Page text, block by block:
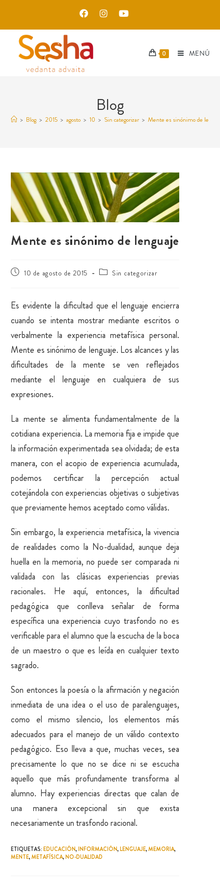
0 MENÚ
Blog
> Blog > 2015 > agosto > 10 > Sin categorizar > Mente es sinónimo de
Mente es sinónimo de lenguaje
10 de agosto de 2015 Sin categorizar
Es evidente la dificultad que el lenguaje encierra
cuando se intenta mostrar mediante escritos o
verbalmente la experiencia metafísica personal.
Mente es sinónimo de lenguaje. Los alcances y las
dificultades de la mente se ven reflejados
mediante el lenguaje en cualquiera de sus
expresiones.
La mente se alimenta fundamentalmente de la
cotidiana experiencia. La memoria fija e impide que
la información experimentada sea olvidada; de esta
manera, con el acopio de experiencia acumulada,
podemos certificar la percepción actual
cotejándola con experiencias objetivas o subjetivas
que previamente hemos aceptado como válidas.
Sin embargo, la experiencia metafísica, la vivencia
de realidades como la No-dualidad, aunque deja
huella en la memoria, no puede ser comparada ni
validada con las clásicas experiencias previas
racionales. He aquí, entonces, la dificultad
pedagógica que conlleva señalar de forma
específica una experiencia cuyo trasfondo no es
verificable para el alumno que la escucha de la boca
de un maestro o que es leída en cualquier texto
sagrado.
Son entonces la poesía o la afirmación y negación
inmediata de una idea o el uso de paralenguajes,
como el mismo silencio, los elementos más
adecuados para el manejo de un válido contexto
pedagógico. Eso lleva a que, muchas veces, sea
precisamente lo que no se dice ni se escucha
aquello que más profundamente transforma al
alumno. Hay experiencias directas que calan de
una manera excepcional sin que exista
necesariamente un trasfondo racional.
ETIQUETAS:EDUCACIÓN, INFORMACIÓN, LENGUAJE, MEMORIA,
MENTE, METAFÍSICA, NO-DUALIDAD